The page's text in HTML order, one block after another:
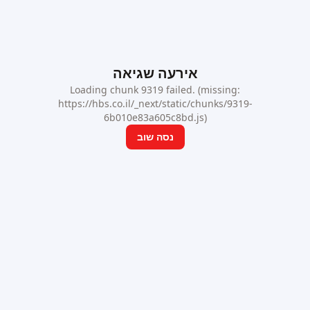
אירעה שגיאה
Loading chunk 9319 failed. (missing:
https://hbs.co.il/_next/static/chunks/9319-
6b010e83a605c8bd.js)